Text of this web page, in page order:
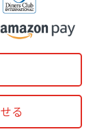
る